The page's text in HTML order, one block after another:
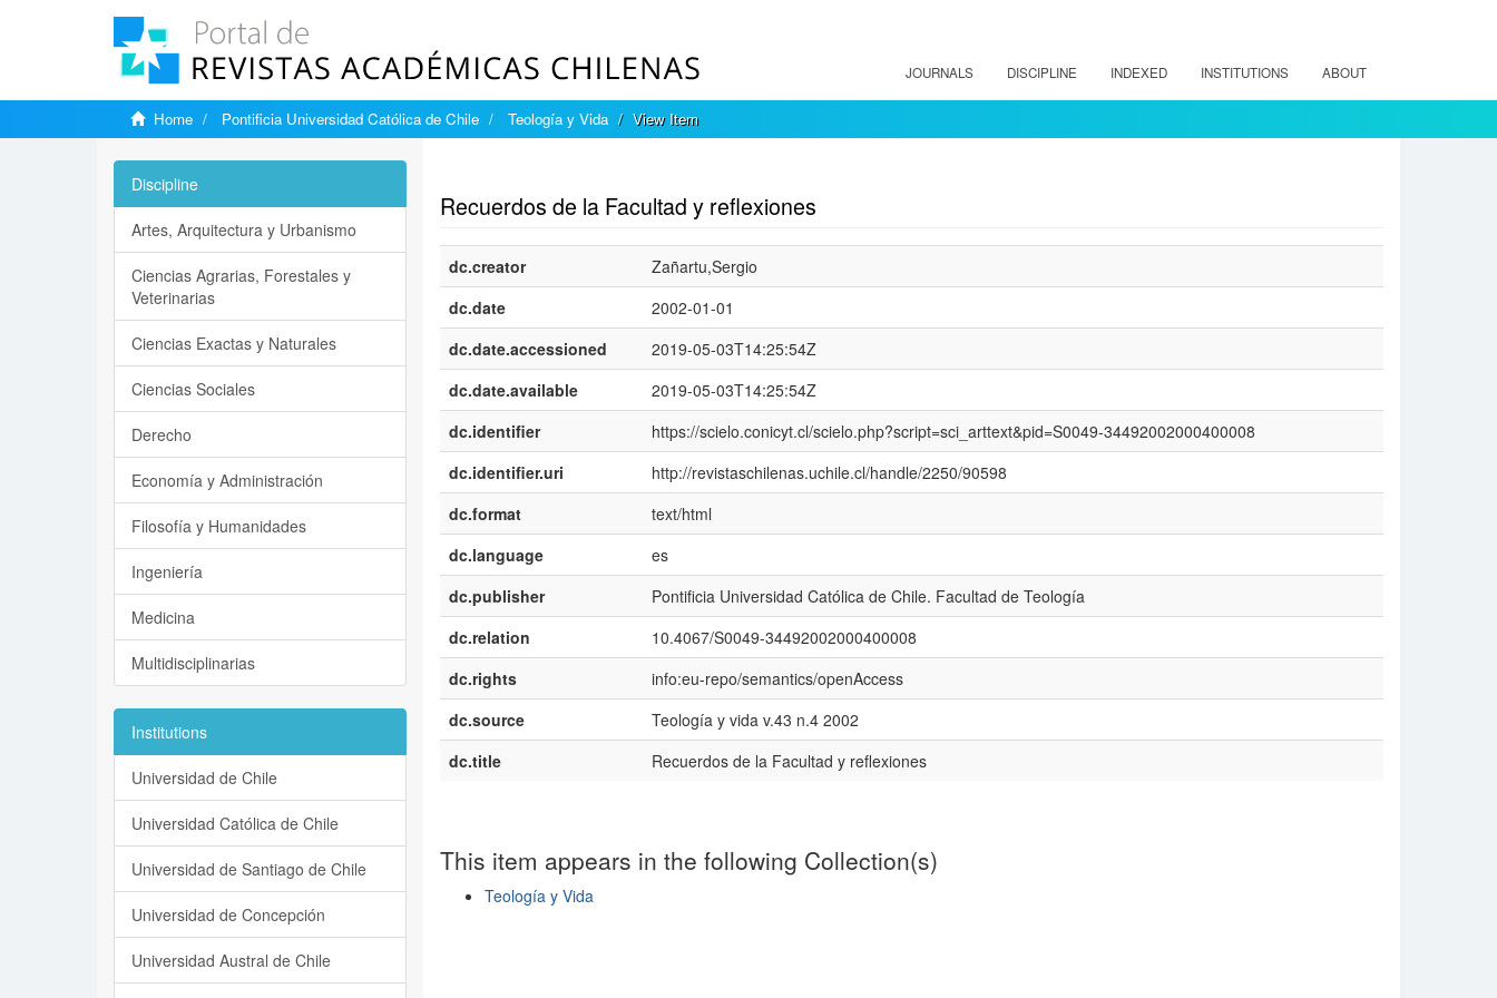
JOURNALS DISCIPLINE INDEXED INSTITUTIONS ABOUT
Home Pontificia Universidad Católica de Chile Teología y Vida View Item
Recuerdos de la Facultad y reflexiones
dc.creator
Zañartu,Sergio
dc.date
2002-01-01
dc.date.accessioned
2019-05-03T14:25:54Z
dc.date.available
2019-05-03T14:25:54Z
dc.identifier
https://scielo.conicyt.cl/scielo.php?script=sci_arttext&pid=S0049-34492002000400008
dc.identifier.uri
http://revistaschilenas.uchile.cl/handle/2250/90598
dc.format
text/html
dc.language
es
dc.publisher
Pontificia Universidad Católica de Chile. Facultad de Teología
dc.relation
10.4067/S0049-34492002000400008
dc.rights
info:eu-repo/semantics/openAccess
dc.source
Teología y vida v.43 n.4 2002
dc.title
Recuerdos de la Facultad y reflexiones
This item appears in the following Collection(s)
Teología y Vida
Discipline
Artes, Arquitectura y Urbanismo
Ciencias Agrarias, Forestales y
Veterinarias
Ciencias Exactas y Naturales
Ciencias Sociales
Derecho
Economía y Administración
Filosofía y Humanidades
Ingeniería
Medicina
Multidisciplinarias
Institutions
Universidad de Chile
Universidad Católica de Chile
Universidad de Santiago de Chile
Universidad de Concepción
Universidad Austral de Chile